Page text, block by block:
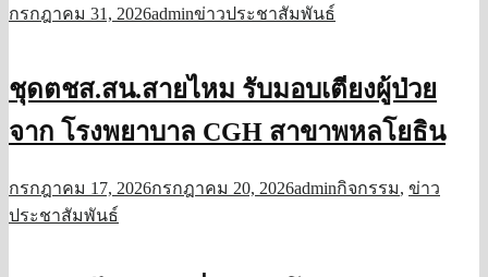
กรกฎาคม 31, 2026adminข่าวประชาสัมพันธ์
ชุดตชส.สน.สายไหม รับมอบเตียงผู้ป่วย
จาก โรงพยาบาล CGH สาขาพหลโยธิน
กรกฎาคม 17, 2026กรกฎาคม 20, 2026adminกิจกรรม, ข่าว
ประชาสัมพันธ์